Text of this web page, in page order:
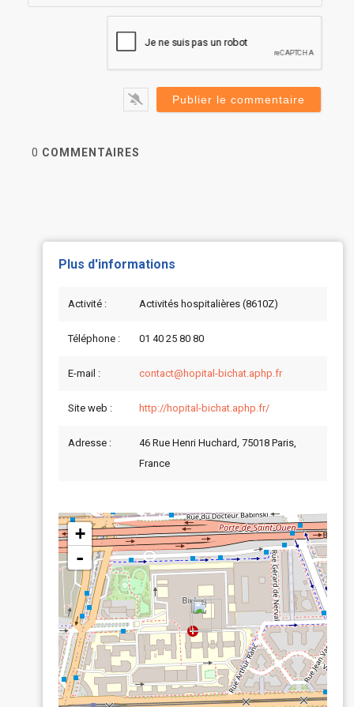
0 COMMENTAIRES
Plus d'informations
Activité : Activités hospitalières (8610Z)
Téléphone : 01 40 25 80 80
E-mail : contact@hopital-bichat.aphp.fr
Site web : http://hopital-bichat.aphp.fr/
Adresse :
46 Rue Henri Huchard, 75018 Paris,
France
+
-